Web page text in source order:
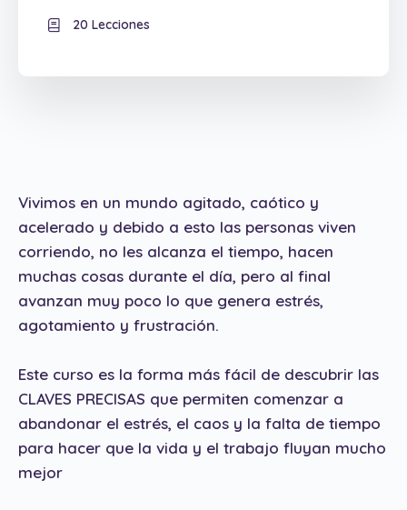
Vivimos en un mundo agitado, caótico y
acelerado y debido a esto las personas viven
corriendo, no les alcanza el tiempo, hacen
muchas cosas durante el día, pero al final
avanzan muy poco lo que genera estrés,
agotamiento y frustración.
Este curso es la forma más fácil de descubrir las
CLAVES PRECISAS que permiten comenzar a
abandonar el estrés, el caos y la falta de tiempo
para hacer que la vida y el trabajo fluyan mucho
mejor
20 Lecciones